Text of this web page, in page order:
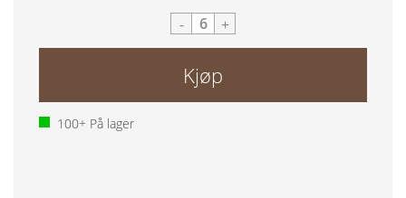
- +
Kjøp
100+ På lager